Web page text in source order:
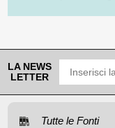
LA NEWS
LETTER
Tutte le Fonti